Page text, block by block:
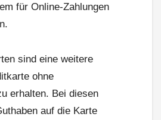
für Online-Zahlungen
sind eine weitere
ohne
erhalten. Bei diesen
auf die Karte